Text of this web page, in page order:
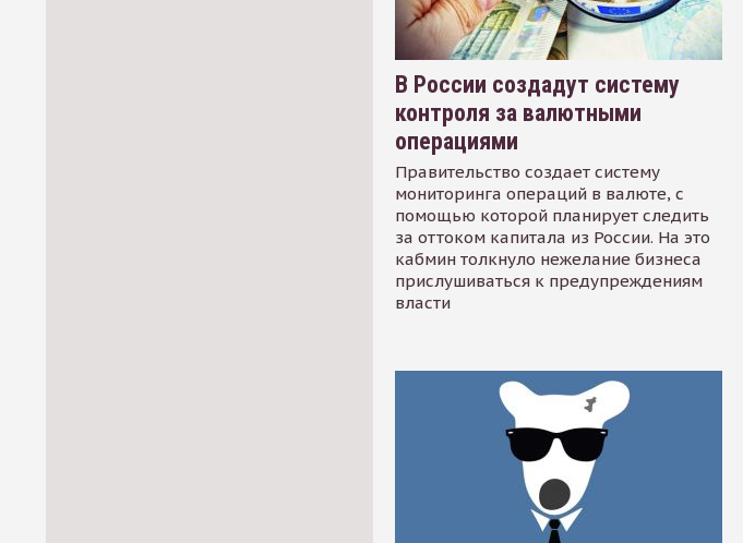
В России создадут систему
контроля за валютными
операциями
Правительство создает систему
мониторинга операций в валюте, с
помощью которой планирует следить
за оттоком капитала из России. На это
кабмин толкнуло нежелание бизнеса
прислушиваться к предупреждениям
власти